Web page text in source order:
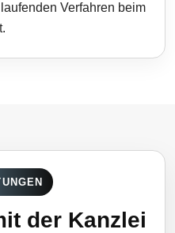
Verfahren beim
der Kanzlei